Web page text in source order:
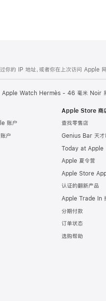
你的 IP 地址，或者你在上次访问 Apple
Apple Watch Hermès - 46 毫米 Noir
账户
户
Apple Store 商
查找零售店
Genius Bar 天才
Today at Apple
Apple 夏令营
Apple Store
认证的翻新产品
Apple Trade In
分期付款
订单状态
选购帮助